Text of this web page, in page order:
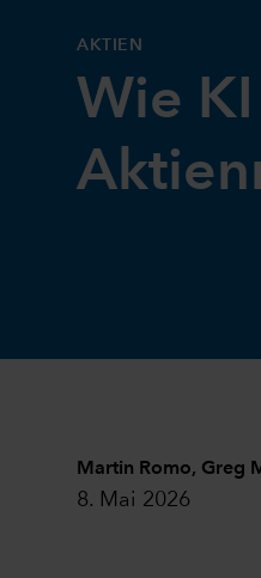
AKTIEN
Wie
Martin Romo, Greg
8. Mai 2026